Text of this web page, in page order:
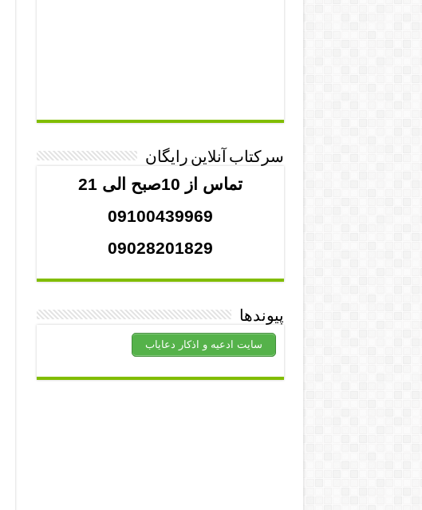
سرکتاب آنلاین رایگان
تماس از 10صبح الی 21
09100439969
09028201829
پیوندها
سایت ادعیه و اذکار دعایاب